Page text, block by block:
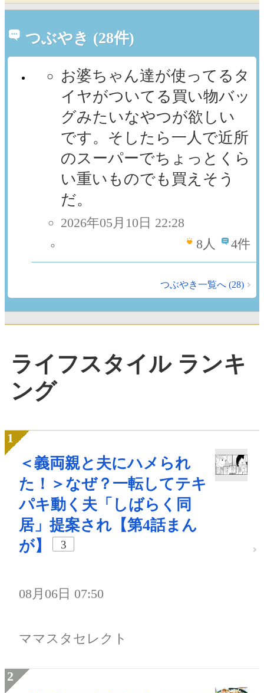
つぶやき (28件)
お婆ちゃん達が使ってるタ
イヤがついてる買い物バッ
グみたいなやつが欲しい
です。そしたら一人で近所
のスーパーでちょっとくら
い重いものでも買えそう
だ。
2026年05月10日 22:28
8 人 4件
つぶやき一覧へ (28)
ライフスタイル ランキ
ング
＜義両親と夫にハメられ
た！＞なぜ？一転してテキ
パキ動く夫「しばらく同
居」提案され【第4話まん
が】
3
08月06日 07:50
ママスタセレクト